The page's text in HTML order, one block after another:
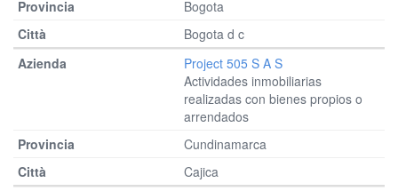
Bogota
Bogota d c
Project 505 S A S
Actividades inmobiliarias
realizadas con bienes propios o
arrendados
Cundinamarca
Cajica